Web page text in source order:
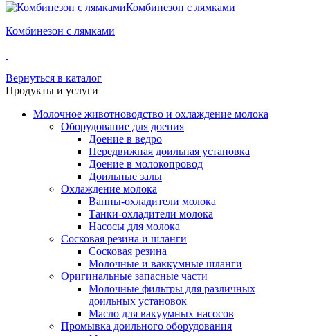
Комбинезон с лямками
Комбинезон с лямками
Вернуться в каталог
Продукты и услуги
Молочное животноводство и охлаждение молока
Оборудование для доения
Доение в ведро
Передвижная доильная установка
Доение в молокопровод
Доильные залы
Охлаждение молока
Ванны-охладители молока
Танки-охладители молока
Насосы для молока
Сосковая резина и шланги
Сосковая резина
Молочные и ваккумные шланги
Оригинальные запасные части
Молочные фильтры для различных
доильных установок
Масло для вакуумных насосов
Промывка доильного оборудования